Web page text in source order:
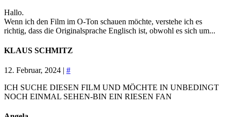
Hallo.
Wenn ich den Film im O-Ton schauen möchte, verstehe ich es
richtig, dass die Originalsprache Englisch ist, obwohl es sich um...
KLAUS SCHMITZ
12. Februar, 2024 | #
ICH SUCHE DIESEN FILM UND MÖCHTE IN UNBEDINGT
NOCH EINMAL SEHEN-BIN EIN RIESEN FAN